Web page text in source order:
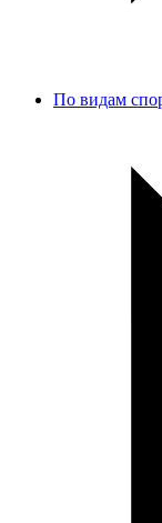
По видам